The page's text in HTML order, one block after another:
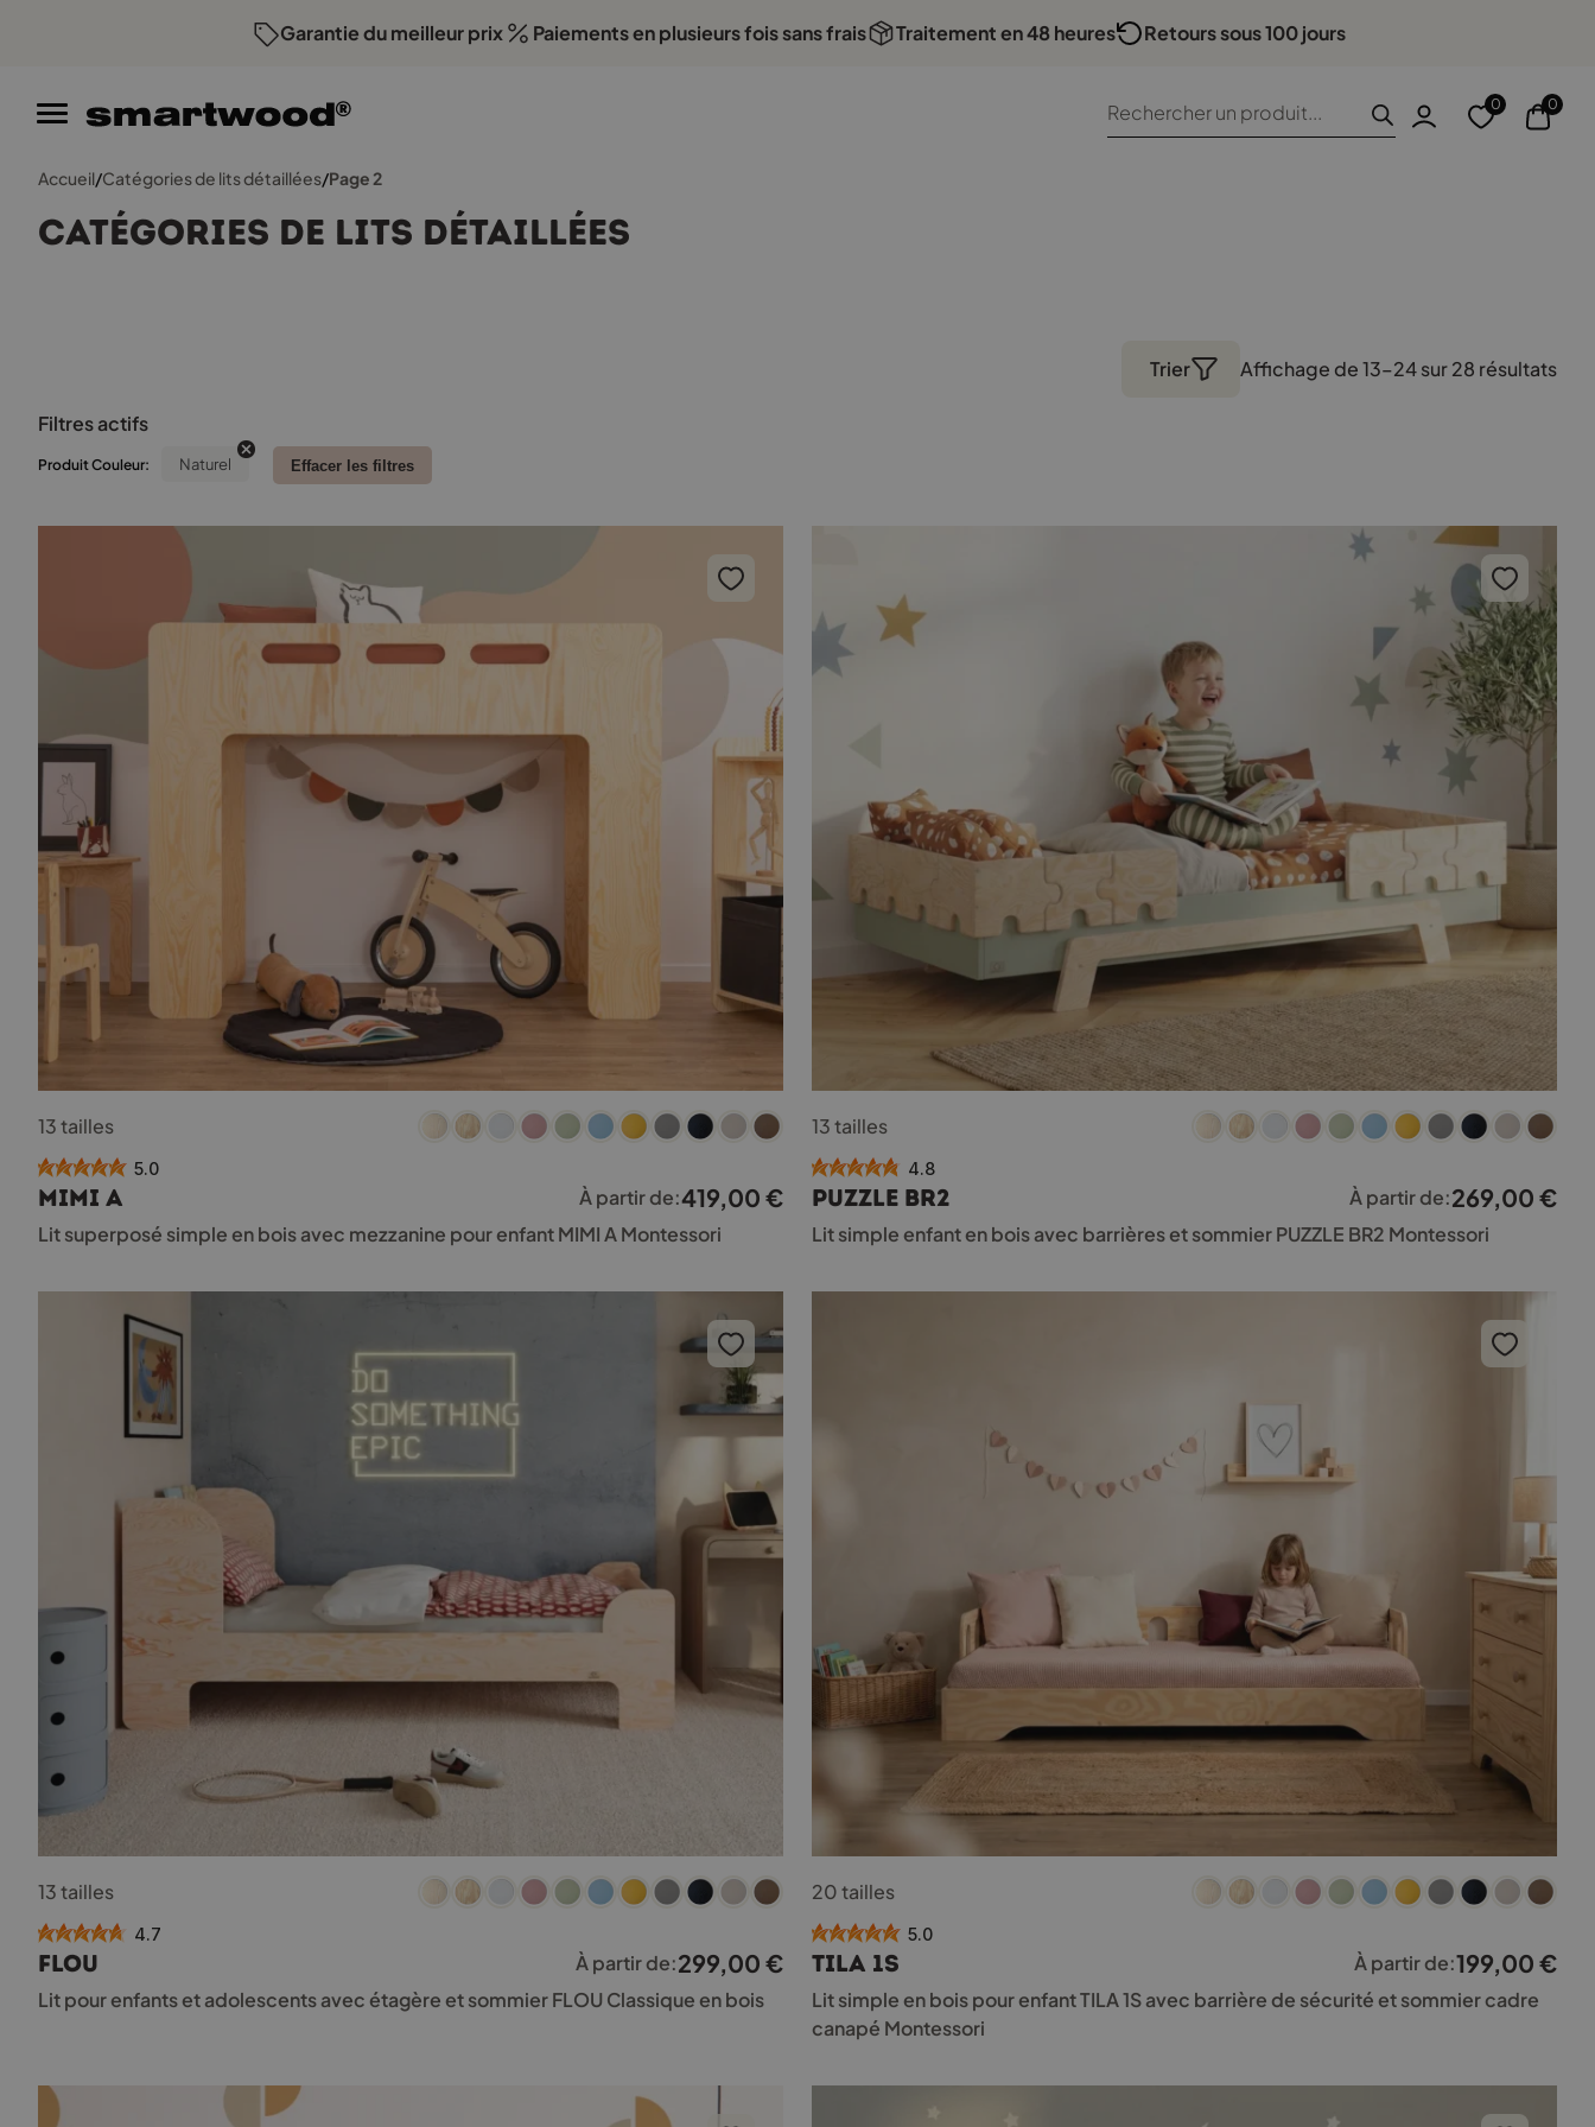
Commande passée avant 16 h, expédition le jour même ! Expédition rapide
Garantie du meilleur prix Paiements en plusieurs fois sans frais Traitement en 48 heures Retours sous 100 jours
Recherche
de
produits
0 0
Accueil/Catégories de lits détaillées/Page 2
Catégories de lits détaillées
Trier Affichage de 13–24 sur 28 résultats
Filtres actifs
Produit Couleur: Naturel Effacer les filtres
produit
a
plusieurs
variations.
Les
options
13 tailles
5.0
MIMI A À partir de:419,00 €
Lit superposé simple en bois avec mezzanine pour enfant MIMI A Montessori
produit
a
plusieurs
variations.
Les
options
13 tailles
4.8
PUZZLE BR2 À partir de:269,00 €
Lit simple enfant en bois avec barrières et sommier PUZZLE BR2 Montessori
produit
a
plusieurs
variations.
Les
options
choisies
sur
13 tailles
4.7
FLOU À partir de:299,00 €
Lit pour enfants et adolescents avec étagère et sommier FLOU Classique en bois
produit
a
plusieurs
variations.
Les
options
peuvent
choisies
20 tailles
5.0
TILA 1S À partir de:199,00 €
Lit simple en bois pour enfant TILA 1S avec barrière de sécurité et sommier cadre
canapé Montessori